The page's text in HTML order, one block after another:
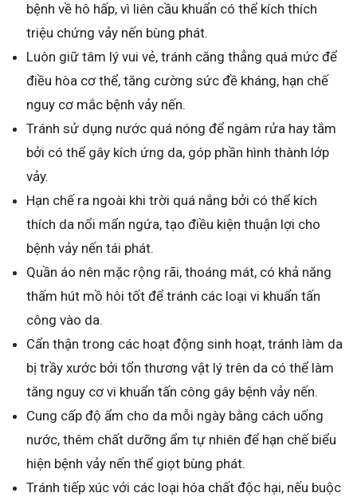
bệnh về hô hấp, vì liên cầu khuẩn có thể kích thích
triệu chứng vảy nến bùng phát.
Luôn giữ tâm lý vui vẻ, tránh căng thẳng quá mức để
điều hòa cơ thể, tăng cường sức đề kháng, hạn chế
nguy cơ mắc bệnh vảy nến.
Tránh sử dụng nước quá nóng để ngâm rửa hay tắm
bởi có thể gây kích ứng da, góp phần hình thành lớp
vảy.
Hạn chế ra ngoài khi trời quá nắng bởi có thể kích
thích da nổi mẩn ngứa, tạo điều kiện thuận lợi cho
bệnh vảy nến tái phát.
Quần áo nên mặc rộng rãi, thoáng mát, có khả năng
thấm hút mồ hôi tốt để tránh các loại vi khuẩn tấn
công vào da.
Cẩn thận trong các hoạt động sinh hoạt, tránh làm da
bị trầy xước bởi tổn thương vật lý trên da có thể làm
tăng nguy cơ vi khuẩn tấn công gây bệnh vảy nến.
Cung cấp độ ẩm cho da mỗi ngày bằng cách uống
nước, thêm chất dưỡng ẩm tự nhiên để hạn chế biểu
hiện bệnh vảy nến thể giọt bùng phát.
Tránh tiếp xúc với các loại hóa chất độc hại, nếu buộc